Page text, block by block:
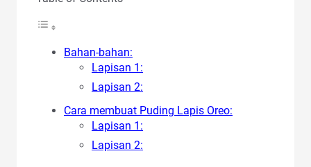
Bahan-bahan:
Lapisan 1:
Lapisan 2:
Cara membuat Puding Lapis Oreo:
Lapisan 1:
Lapisan 2: